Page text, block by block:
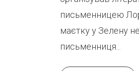
письменницею
маєтку у Зелену
письменниця...